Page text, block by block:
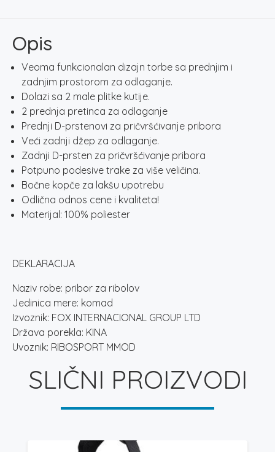
Opis
Veoma funkcionalan dizajn torbe sa prednjim i
zadnjim prostorom za odlaganje.
Dolazi sa 2 male plitke kutije.
2 prednja pretinca za odlaganje
Prednji D-prstenovi za pričvršćivanje pribora
Veći zadnji džep za odlaganje.
Zadnji D-prsten za pričvršćivanje pribora
Potpuno podesive trake za više veličina.
Bočne kopče za lakšu upotrebu
Odlična odnos cene i kvaliteta!
Materijal: 100% poliester
DEKLARACIJA
Naziv robe: pribor za ribolov
Jedinica mere: komad
Izvoznik: FOX INTERNACIONAL GROUP LTD
Država porekla: KINA
Uvoznik: RIBOSPORT MMOD
SLIČNI PROIZVODI